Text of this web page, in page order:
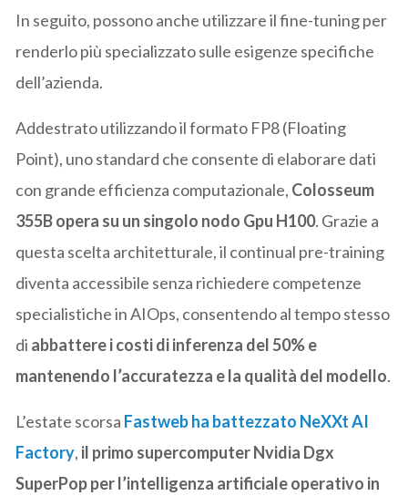
In seguito, possono anche utilizzare il fine-tuning per
renderlo più specializzato sulle esigenze specifiche
dell’azienda.
Addestrato utilizzando il formato FP8 (Floating
Point), uno standard che consente di elaborare dati
con grande efficienza computazionale, Colosseum
355B opera su un singolo nodo Gpu H100. Grazie a
questa scelta architetturale, il continual pre-training
diventa accessibile senza richiedere competenze
specialistiche in AIOps, consentendo al tempo stesso
di abbattere i costi di inferenza del 50% e
mantenendo l’accuratezza e la qualità del modello.
L’estate scorsa Fastweb ha battezzato NeXXt AI
Factory, il primo supercomputer Nvidia Dgx
SuperPop per l’intelligenza artificiale operativo in